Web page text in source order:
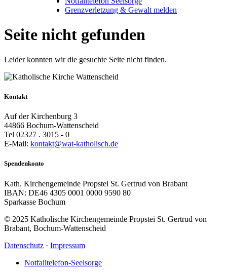
Grenzverletzung & Gewalt melden
Seite nicht gefunden
Leider konnten wir die gesuchte Seite nicht finden.
Kontakt
Auf der Kirchenburg 3
44866 Bochum-Wattenscheid
Tel 02327 . 3015 - 0
E-Mail: kontakt@wat-katholisch.de
Spendenkonto
Kath. Kirchengemeinde Propstei St. Gertrud von Brabant
IBAN: DE46 4305 0001 0000 9590 80
Sparkasse Bochum
© 2025 Katholische Kirchengemeinde Propstei St. Gertrud von
Brabant, Bochum-Wattenscheid
Datenschutz · Impressum
Notfalltelefon-Seelsorge